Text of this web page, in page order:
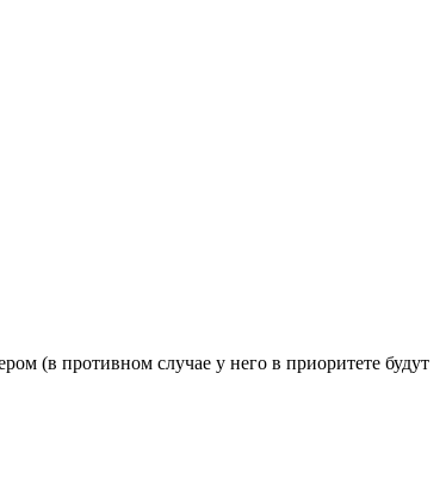
(в противном случае у него в приоритете будут